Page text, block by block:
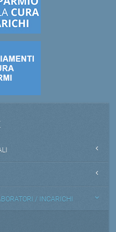
/ INCARICHI